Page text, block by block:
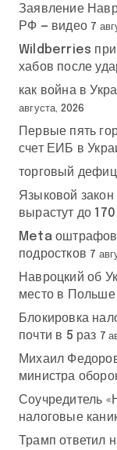
Заявление
РФ — видео 7
Wildberries
хабов после
как война в
августа, 2026
Первые пять
счет ЕИБ в
торговый
Языковой
вырастут до
Meta
подростков 7
Навроцкий об
место в Польше
Блокировка
почти в 5 раз 7
Михаил
министра
Соучредитель
налоговые
Трамп ответил